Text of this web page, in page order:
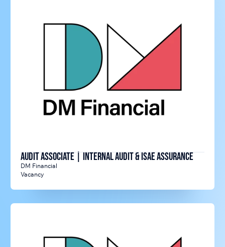
Audit Associate | Internal Audit & ISAE Assurance
DM Financial
Vacancy